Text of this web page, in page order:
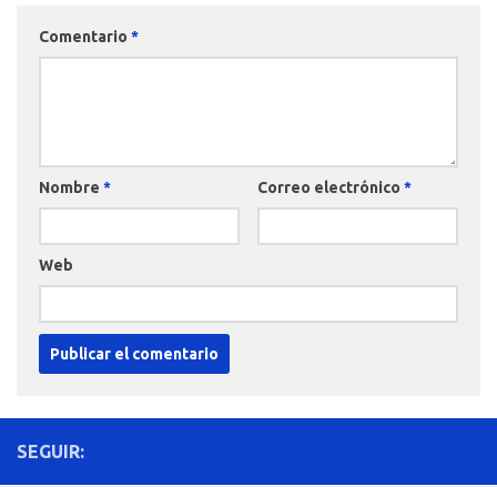
Comentario *
Nombre * Correo electrónico *
Web
SEGUIR: